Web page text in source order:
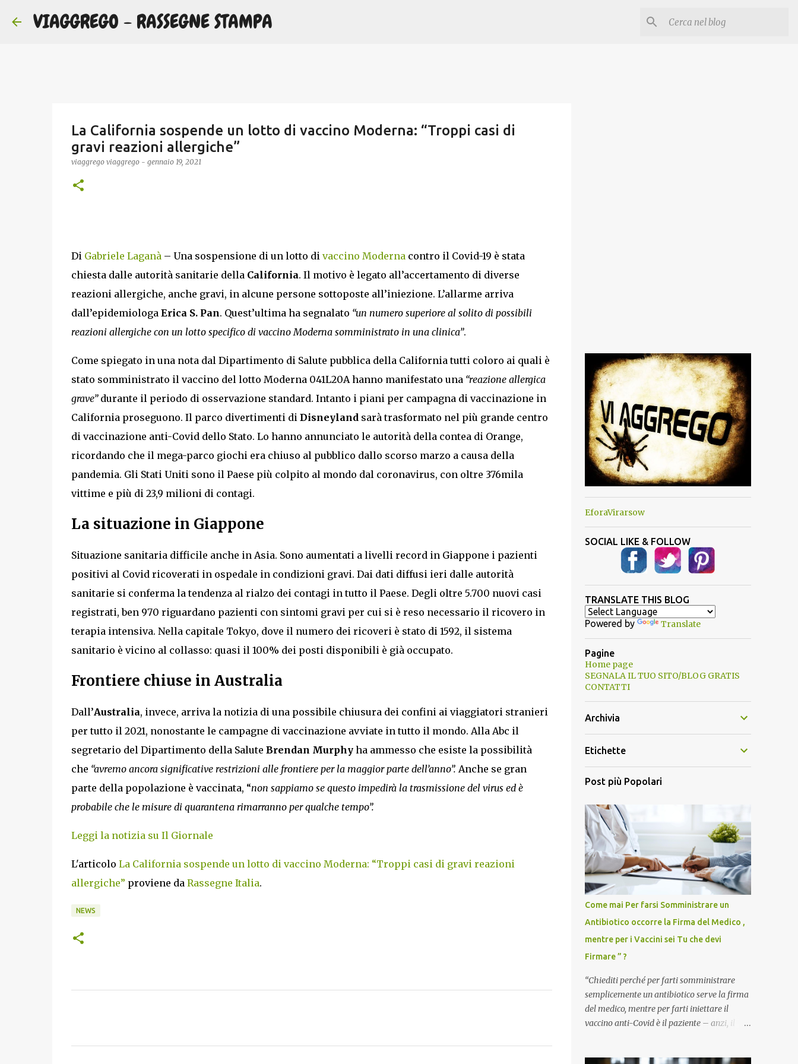
VIAGGREGO - RASSEGNE STAMPA
La California sospende un lotto di vaccino Moderna: “Troppi casi di
gravi reazioni allergiche”
viaggrego viaggrego - gennaio 19, 2021
Di Gabriele Laganà– Una sospensione di un lotto di vaccino Modernacontro il Covid-19 è stata
chiesta dalle autorità sanitarie della California. Il motivo è legato all’accertamento di diverse
reazioni allergiche, anche gravi, in alcune persone sottoposte all’iniezione. L’allarme arriva
dall’epidemiologa Erica S. Pan. Quest’ultima ha segnalato “un numero superiore al solito di possibili
reazioni allergiche con un lotto specifico di vaccino Moderna somministrato in una clinica”.
Come spiegato in una nota dal Dipartimento di Salute pubblica della California tutti coloro ai quali è
stato somministrato il vaccino del lotto Moderna 041L20A hanno manifestato una “reazione allergica
grave” durante il periodo di osservazione standard. Intanto i piani per campagna di vaccinazione in
California proseguono. Il parco divertimenti di Disneyland sarà trasformato nel più grande centro
di vaccinazione anti-Covid dello Stato. Lo hanno annunciato le autorità della contea di Orange,
ricordando che il mega-parco giochi era chiuso al pubblico dallo scorso marzo a causa della
pandemia. Gli Stati Uniti sono il Paese più colpito al mondo dal coronavirus, con oltre 376mila
vittime e più di 23,9 milioni di contagi.
La situazione in Giappone
Situazione sanitaria difficile anche in Asia. Sono aumentati a livelli record in Giappone i pazienti
positivi al Covid ricoverati in ospedale in condizioni gravi. Dai dati diffusi ieri dalle autorità
sanitarie si conferma la tendenza al rialzo dei contagi in tutto il Paese. Degli oltre 5.700 nuovi casi
registrati, ben 970 riguardano pazienti con sintomi gravi per cui si è reso necessario il ricovero in
terapia intensiva. Nella capitale Tokyo, dove il numero dei ricoveri è stato di 1592, il sistema
sanitario è vicino al collasso: quasi il 100% dei posti disponibili è già occupato.
Frontiere chiuse in Australia
Dall’Australia, invece, arriva la notizia di una possibile chiusura dei confini ai viaggiatori stranieri
per tutto il 2021, nonostante le campagne di vaccinazione avviate in tutto il mondo. Alla Abc il
segretario del Dipartimento della Salute Brendan Murphyha ammesso che esiste la possibilità
che “avremo ancora significative restrizioni alle frontiere per la maggior parte dell’anno”. Anche se gran
parte della popolazione è vaccinata, “non sappiamo se questo impedirà la trasmissione del virus ed è
probabile che le misure di quarantena rimarranno per qualche tempo”.
Leggi la notizia su Il Giornale
L'articolo La California sospende un lotto di vaccino Moderna: “Troppi casi di gravi reazioni
allergiche” proviene da Rassegne Italia.
NEWS
EforaVirarsow
SOCIAL LIKE & FOLLOW
TRANSLATE THIS BLOG
Powered by Translate
Pagine
Home page
SEGNALA IL TUO SITO/BLOG GRATIS
CONTATTI
Archivia
Etichette
Post più Popolari
Come mai Per farsi Somministrare un
Antibiotico occorre la Firma del Medico ,
mentre per i Vaccini sei Tu che devi
Firmare ” ?
“Chiediti perché per farti somministrare
semplicemente un antibiotico serve la firma
del medico, mentre per farti iniettare il
vaccino anti-Covid è il paziente – anzi, il